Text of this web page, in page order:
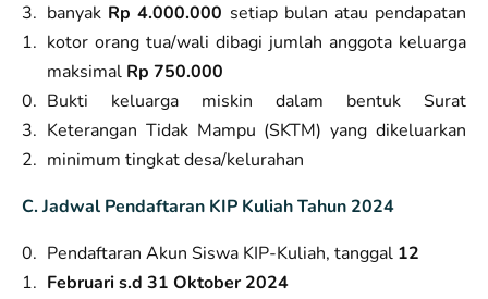
banyak Rp 4.000.000 setiap bulan atau pendapatan
kotor orang tua/wali dibagi jumlah anggota keluarga
maksimal Rp 750.000
Bukti keluarga miskin dalam bentuk Surat
Keterangan Tidak Mampu (SKTM) yang dikeluarkan
minimum tingkat desa/kelurahan
C. Jadwal Pendaftaran KIP Kuliah Tahun 2024
Pendaftaran Akun Siswa KIP-Kuliah, tanggal 12
Februari s.d 31 Oktober 2024